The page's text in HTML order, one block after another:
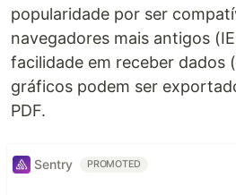
popularidade por ser
navegadores mais antigos
facilidade em receber dados
gráficos podem ser
PDF.
Sentry PROMOTED